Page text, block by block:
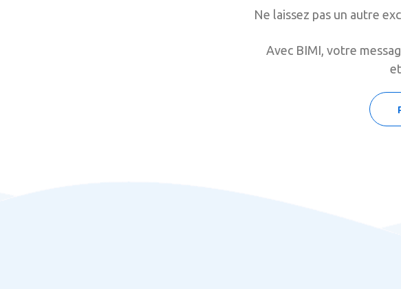
Ne laissez pas un autre
Avec BIMI, votre